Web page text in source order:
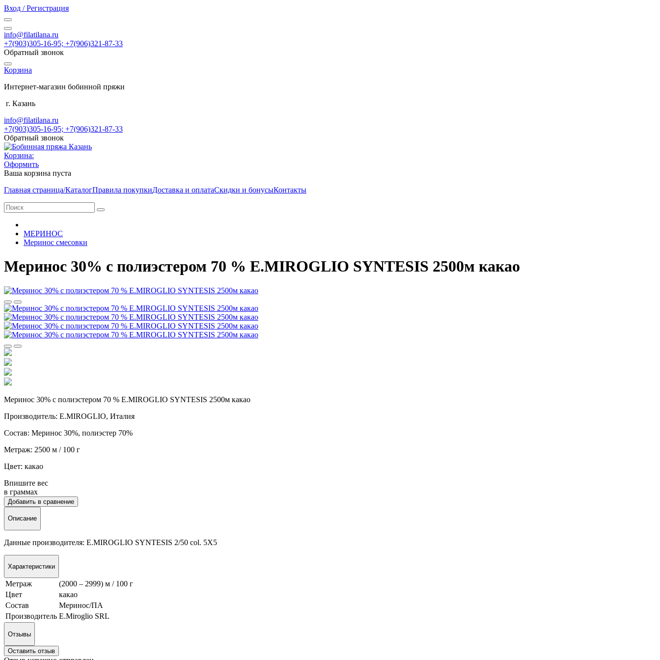
Вход / Регистрация
info@filatilana.ru
+7(903)305-16-95; +7(906)321-87-33
Обратный звонок
Корзина
Интернет-магазин бобинной пряжи
г. Казань
info@filatilana.ru
+7(903)305-16-95; +7(906)321-87-33
Обратный звонок
Корзина:
Оформить
Ваша корзина пуста
Главная страница/КаталогПравила покупкиДоставка и оплатаСкидки и бонусыКонтакты
МЕРИНОС
Меринос смесовки
Меринос 30% с полиэстером 70 % E.MIROGLIO SYNTESIS 2500м какао
Меринос 30% с полиэстером 70 % E.MIROGLIO SYNTESIS 2500м какао
Производитель: E.MIROGLIO, Италия
Состав: Меринос 30%, полиэстер 70%
Метраж: 2500 м / 100 г
Цвет: какао
Впишите вес
в граммах
Добавить в сравнение
Описание
Данные производителя: E.MIROGLIO SYNTESIS 2/50 col. 5Х5
Характеристики
Метраж
(2000 – 2999) м / 100 г
Цвет
какао
Состав
Меринос/ПА
Производитель E.Miroglio SRL
Отзывы
Оставить отзыв